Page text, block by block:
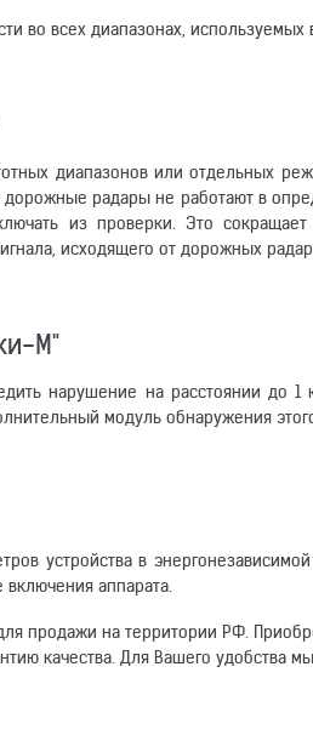
во всех диапазонах, используемых
диапазонов или отдельных
радары не работают в
из проверки. Это сокращает
исходящего от дорожных
М"
нарушение на расстоянии до
модуль обнаружения
устройства в
включения аппарата.
продажи на территории РФ.
качества. Для Вашего удобства